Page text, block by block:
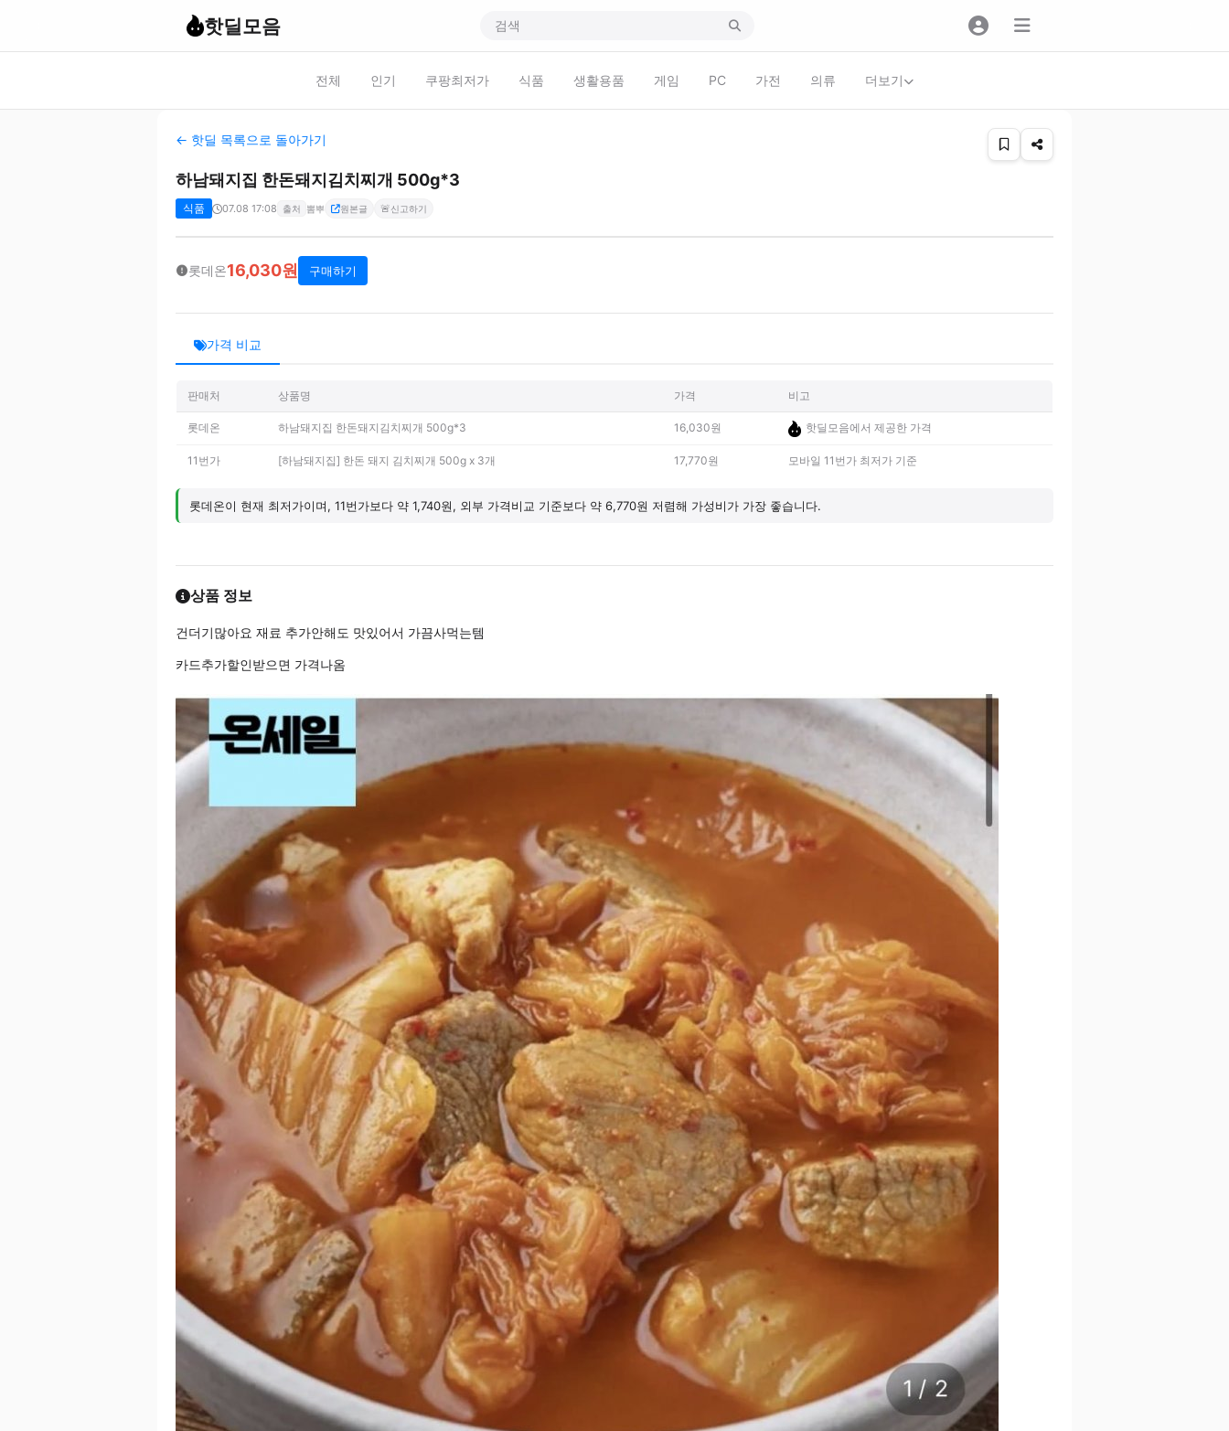
핫딜모음
전체 인기 쿠팡최저가 식품 생활용품 게임 PC 가전 의류 더보기
← 핫딜 목록으로 돌아가기
하남돼지집 한돈돼지김치찌개 500g*3
식품 07.08 17:08 출처 뽐뿌 원본글 🚨신고하기
롯데온16,030원 구매하기
가격 비교
판매처 상품명 가격 비고
롯데온 하남돼지집 한돈돼지김치찌개 500g*3 16,030원 핫딜모음에서 제공한 가격
11번가 [하남돼지집] 한돈 돼지 김치찌개 500g x 3개 17,770원 모바일 11번가 최저가 기준
롯데온이 현재 최저가이며, 11번가보다 약 1,740원, 외부 가격비교 기준보다 약 6,770원 저렴해 가성비가 가장 좋습니다.
상품 정보
건더기많아요 재료 추가안해도 맛있어서 가끔사먹는템
카드추가할인받으면 가격나옴